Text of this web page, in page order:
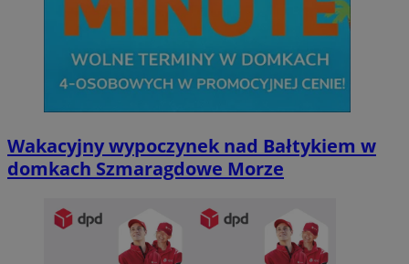
Wakacyjny wypoczynek nad Bałtykiem w
domkach Szmaragdowe Morze